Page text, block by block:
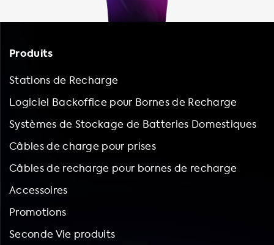
Produits
Stations de Recharge
Logiciel Backoffice pour Bornes de Recharge
Systèmes de Stockage de Batteries Domestiques
Câbles de charge pour prises
Câbles de recharge pour bornes de recharge
Accessoires
Promotions
Seconde Vie produits